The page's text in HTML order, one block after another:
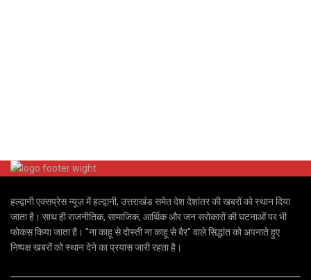
हल्द्वानी एक्सप्रेस न्यूज़ में हल्द्वानी, उत्तराखंड समेत देश देशांतर की खबरों को स्थान दिया
जाता है। साथ ही राजनीतिक, सामाजिक, आर्थिक और जन सरोकारों की घटनाओं पर भी
फोकस किया जाता है। "ना काहू से दोस्ती ना काहू से बैर" वाले सिद्धांत को अपनाते हुए
निष्पक्ष खबरों को स्थान देने का प्रयास जारी रहता है।